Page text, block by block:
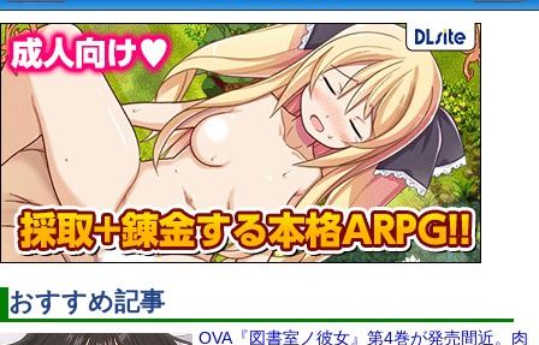
おすすめ記事
OVA『図書室ノ彼女』第4巻が発売間近。肉